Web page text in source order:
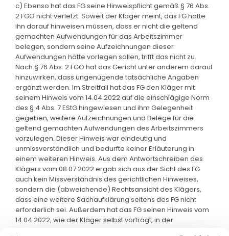
c) Ebenso hat das FG seine Hinweispflicht gemäß § 76 Abs.
2 FGO nicht verletzt. Soweit der Kläger meint, das FG hätte
ihn darauf hinweisen müssen, dass er nicht die geltend
gemachten Aufwendungen für das Arbeitszimmer
belegen, sondern seine Aufzeichnungen dieser
Aufwendungen hätte vorlegen sollen, trifft das nicht zu.
Nach § 76 Abs. 2 FGO hat das Gericht unter anderem darauf
hinzuwirken, dass ungenügende tatsächliche Angaben
ergänzt werden. Im Streitfall hat das FG den Kläger mit
seinem Hinweis vom 14.04.2022 auf die einschlägige Norm
des § 4 Abs. 7 EStG hingewiesen und ihm Gelegenheit
gegeben, weitere Aufzeichnungen und Belege für die
geltend gemachten Aufwendungen des Arbeitszimmers
vorzulegen. Dieser Hinweis war eindeutig und
unmissverständlich und bedurfte keiner Erläuterung in
einem weiteren Hinweis. Aus dem Antwortschreiben des
Klägers vom 08.07.2022 ergab sich aus der Sicht des FG
auch kein Missverständnis des gerichtlichen Hinweises,
sondern die (abweichende) Rechtsansicht des Klägers,
dass eine weitere Sachaufklärung seitens des FG nicht
erforderlich sei. Außerdem hat das FG seinen Hinweis vom
14.04.2022, wie der Kläger selbst vorträgt, in der